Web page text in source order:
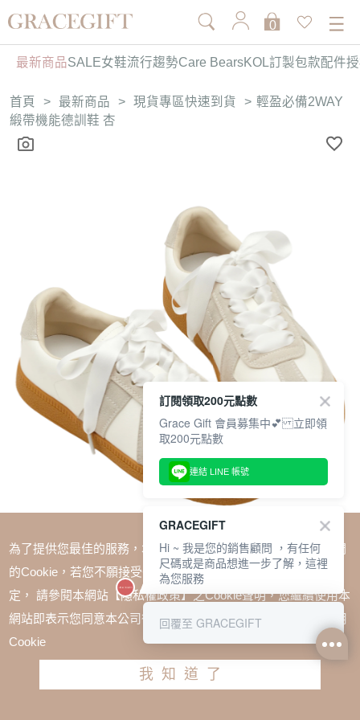
0
最新商品SALE女鞋流行趨勢Care BearsKOL訂製包款配件
首頁 > 最新商品 > 現貨專區快速到貨 > 輕盈必備2WAY
緞帶機能德訓鞋 杏
輕盈必備2WAY緞帶機能德訓鞋 杏
為了提供您最佳的服務，本網站會在您的電腦中放置並取用我們
的Cookie，若您不願接受Cookie時應如何變更電腦的Cookie設
定， 請參閱本網站【隱私權政策】之Cookie聲明，您繼續使用本
網站即表示您同意本公司得按本網站使用條款之Cookie聲明使用
Cookie
我知道了
訂閱領取200元點數
Grace Gift 會員募集中💕 立即領
取200元點數
連結 LINE 帳號
GRACEGIFT
Hi ~ 我是您的銷售顧問 ，有任何
尺碼或是商品想進一步了解，這裡
為您服務
回覆至 GRACEGIFT